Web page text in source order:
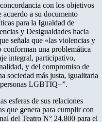
con los objetivos
a su documento
para la Igualdad de
y Desigualdades hacia
señala que «las violencias y
conforman una problemática
integral, participativo,
y del compromiso de
sociedad más justa, igualitaria
LGBTIQ+”.
esferas de sus relaciones
que genera para cumplir con
del Teatro N° 24.800 para el